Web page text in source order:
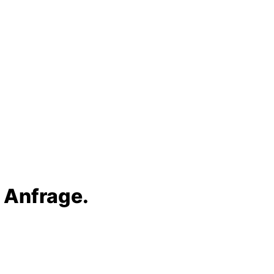
Anfrage.